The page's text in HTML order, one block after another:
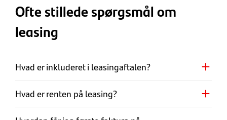
Ofte stillede spørgsmål om
leasing
Hvad er inkluderet i leasingaftalen?
Hvad er renten på leasing?